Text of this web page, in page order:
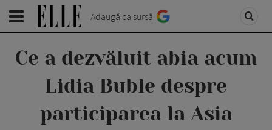
Adaugă ca sursă
Ce a dezvăluit abia acum
Lidia Buble despre
participarea la Asia